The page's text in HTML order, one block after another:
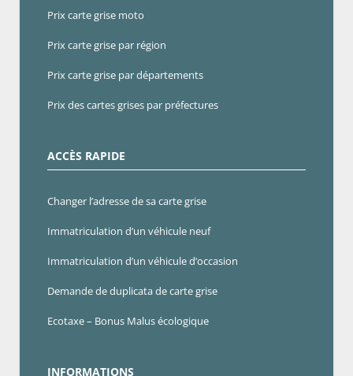
Prix carte grise moto
Prix carte grise par région
Prix carte grise par départements
Prix des cartes grises par préfectures
ACCÈS RAPIDE
Changer l’adresse de sa carte grise
Immatriculation d’un véhicule neuf
Immatriculation d’un véhicule d’occasion
Demande de duplicata de carte grise
Ecotaxe – Bonus Malus écologique
INFORMATIONS